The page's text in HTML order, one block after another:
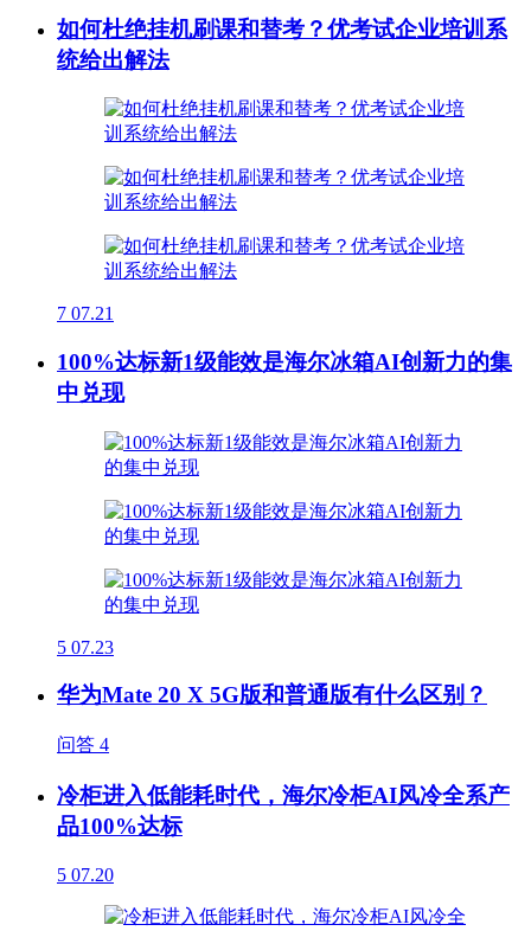
如何杜绝挂机刷课和替考？优考试企业培训系
统给出解法
7 07.21
100%达标新1级能效是海尔冰箱AI创新力的集
中兑现
5 07.23
华为Mate 20 X 5G版和普通版有什么区别？
问答 4
冷柜进入低能耗时代，海尔冷柜AI风冷全系产
品100%达标
5 07.20